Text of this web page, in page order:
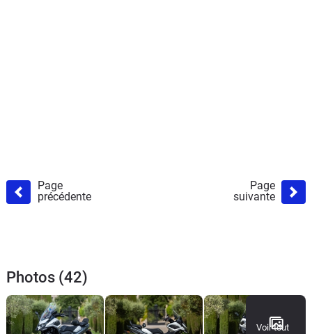
Page
précédente
Page
suivante
Photos (42)
Voir tout